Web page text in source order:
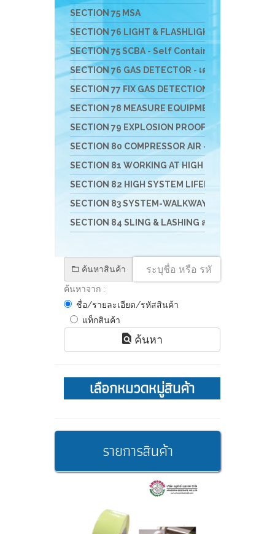
SECTION 75 MSA
SECTION 76 LIGHT & FLASHLIGHT - ไฟฟ้า ไฟฉ
SECTION 75 SCBA - Self Contained Breathing
SECTION 76 GAS DETECTOR - เครื่องมือวัดแก๊ส
SECTION 77 FIX GAS DETECTION SYSTEM - เค
SECTION 78 MEASURE EQUIPMENTS เครื่องวัดสิ่
SECTION 79 EXPLOSION PROOF VENTULATE
SECTION 80 COMPRESSOR AIR - เครื่องอัดอากา
SECTION 81 WORKING AT HIGH อุปกรณ์งานที่สูง
SECTION 82 HIGH SYSTEM LIFELINE อุปกรณ์สำ
SECTION 83 SYSTEM-WALKWAY-GATE-STATION
SECTION 84 SLING & LASHING สลิง อุปกรณ์การยก
ค้นหาสินค้า
ค้นหาจาก :
ชื่อ/รายละเอียด/รหัสสินค้า
แท็กสินค้า
ค้นหา
เลือกหมวดหมู่สินค้า
รายการสินค้า